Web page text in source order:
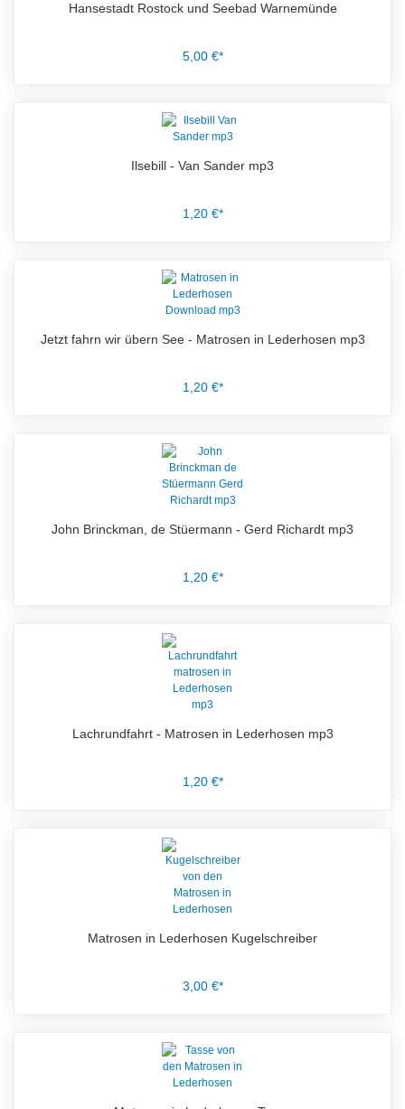
Hansestadt Rostock und Seebad Warnemünde
5,00 €*
Ilsebill - Van Sander mp3
1,20 €*
Jetzt fahrn wir übern See - Matrosen in Lederhosen mp3
1,20 €*
John Brinckman, de Stüermann - Gerd Richardt mp3
1,20 €*
Lachrundfahrt - Matrosen in Lederhosen mp3
1,20 €*
Matrosen in Lederhosen Kugelschreiber
3,00 €*